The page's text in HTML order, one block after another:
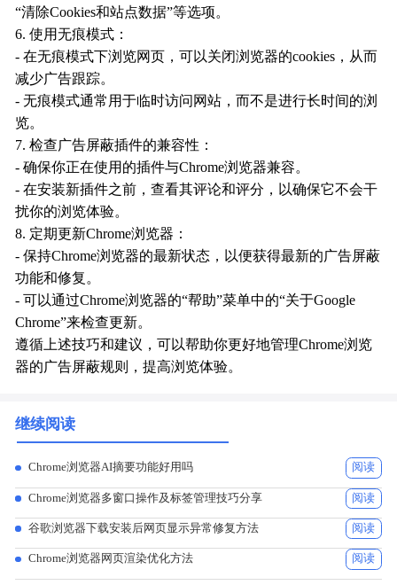
“清除Cookies和站点数据”等选项。
6. 使用无痕模式：
- 在无痕模式下浏览网页，可以关闭浏览器的cookies，从而
减少广告跟踪。
- 无痕模式通常用于临时访问网站，而不是进行长时间的浏
览。
7. 检查广告屏蔽插件的兼容性：
- 确保你正在使用的插件与Chrome浏览器兼容。
- 在安装新插件之前，查看其评论和评分，以确保它不会干
扰你的浏览体验。
8. 定期更新Chrome浏览器：
- 保持Chrome浏览器的最新状态，以便获得最新的广告屏蔽
功能和修复。
- 可以通过Chrome浏览器的“帮助”菜单中的“关于Google
Chrome”来检查更新。
遵循上述技巧和建议，可以帮助你更好地管理Chrome浏览
器的广告屏蔽规则，提高浏览体验。
继续阅读
Chrome浏览器AI摘要功能好用吗 阅读
Chrome浏览器多窗口操作及标签管理技巧分享 阅读
谷歌浏览器下载安装后网页显示异常修复方法 阅读
Chrome浏览器网页渲染优化方法 阅读